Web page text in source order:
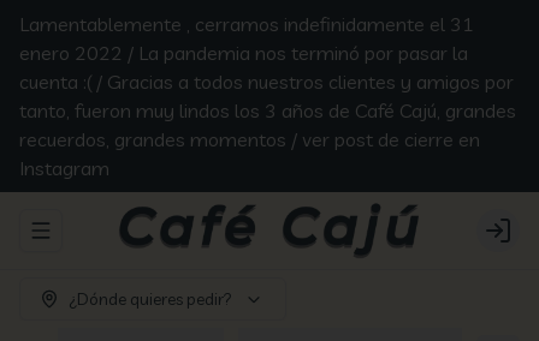
Lamentablemente , cerramos indefinidamente el 31
enero 2022 / La pandemia nos terminó por pasar la
cuenta :( / Gracias a todos nuestros clientes y amigos por
tanto, fueron muy lindos los 3 años de Café Cajú, grandes
recuerdos, grandes momentos / ver post de cierre en
Instagram
Abrir menu de navegación Login
¿Dónde quieres pedir?